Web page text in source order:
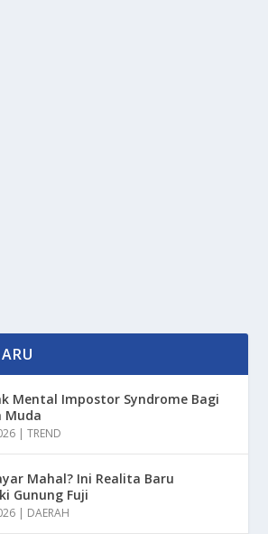
Mental Impostor Syndrome Bagi
Muda
|TREND
Mahal? Ini Realita Baru
Gunung Fuji
| DAERAH